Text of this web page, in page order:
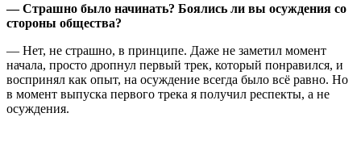
— Страшно было начинать? Боялись ли вы осуждения со
стороны общества?
— Нет, не страшно, в принципе. Даже не заметил момент
начала, просто дропнул первый трек, который понравился, и
воспринял как опыт, на осуждение всегда было всё равно. Но
в момент выпуска первого трека я получил респекты, а не
осуждения.